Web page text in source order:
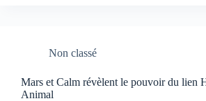
Non classé
Mars et Calm révèlent le pouvoir du lien
Animal